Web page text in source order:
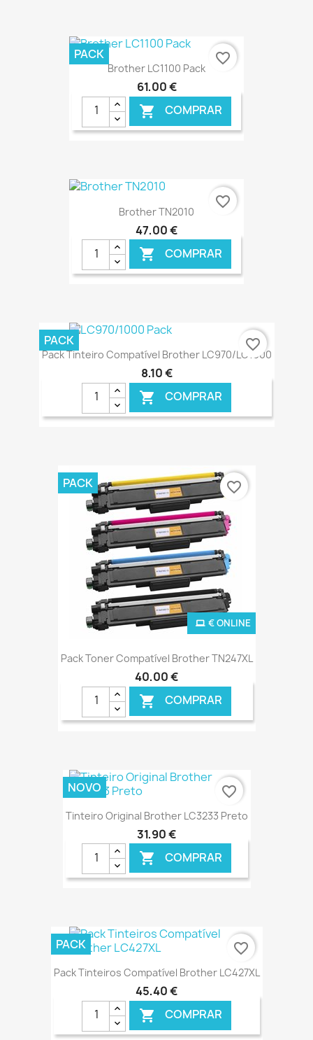
Brother LC1100 Pack
61,00 €
 COMPRAR
€ ONLINE
PACK favorite_border
Brother TN2010
47,00 €
 COMPRAR
favorite_border
Pack Tinteiro Compatível Brother LC970/LC1000
8,10 €
 COMPRAR
€ ONLINE
PACK favorite_border
Pack Toner Compatível Brother TN247XL
40,00 €
 COMPRAR
€ ONLINE
PACK favorite_border
Tinteiro Original Brother LC3233 Preto
31,90 €
 COMPRAR
€ ONLINE
NOVO favorite_border
Pack Tinteiros Compatível Brother LC427XL
45,40 €
 COMPRAR
PACK favorite_border